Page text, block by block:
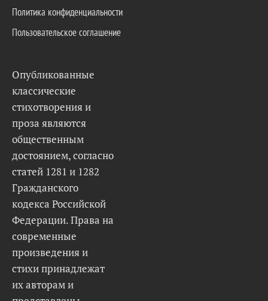
Политика конфиденциальности
Пользовательское соглашение
Опубликованные
классические
стихотворения и
проза являются
общественным
достоянием, согласно
статей 1281 и 1282
Гражданского
кодекса Российской
Федерации. Права на
современные
произведения и
стихи принадлежат
их авторам и